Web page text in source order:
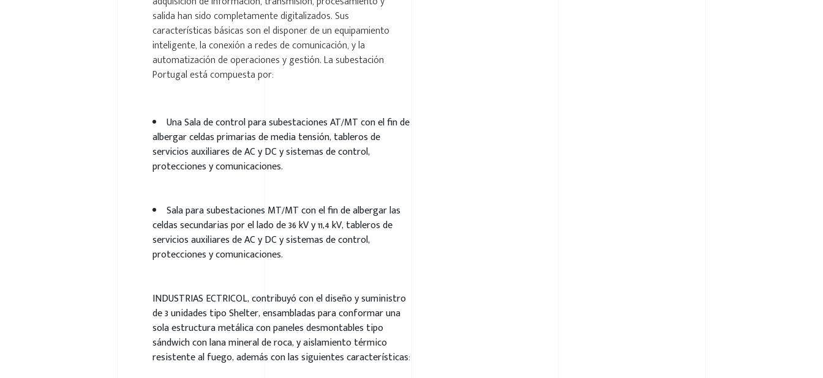
salida han sido completamente digitalizados. Sus
características básicas son el disponer de un equipamiento
inteligente, la conexión a redes de comunicación, y la
automatización de operaciones y gestión. La subestación
Portugal está compuesta por:
Una Sala de control para subestaciones AT/MT con el fin de
albergar celdas primarias de media tensión, tableros de
servicios auxiliares de AC y DC y sistemas de control,
protecciones y comunicaciones.
Sala para subestaciones MT/MT con el fin de albergar las
celdas secundarias por el lado de 36 kV y 11,4 kV, tableros de
servicios auxiliares de AC y DC y sistemas de control,
protecciones y comunicaciones.
INDUSTRIAS ECTRICOL, contribuyó con el diseño y suministro
de 3 unidades tipo Shelter, ensambladas para conformar una
sola estructura metálica con paneles desmontables tipo
sándwich con lana mineral de roca, y aislamiento térmico
resistente al fuego, además con las siguientes características: